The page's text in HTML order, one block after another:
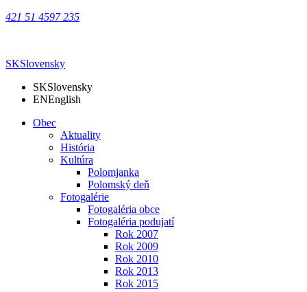
421 51 4597 235
SKSlovensky
SKSlovensky
ENEnglish
Obec
Aktuality
História
Kultúra
Polomjanka
Polomský deň
Fotogalérie
Fotogaléria obce
Fotogaléria podujatí
Rok 2007
Rok 2009
Rok 2010
Rok 2013
Rok 2015